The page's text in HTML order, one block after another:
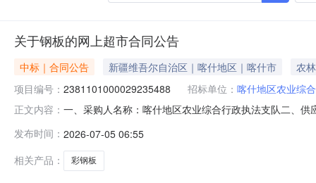
关于钢板的网上超市合同公告
中标｜合同公告 新疆维吾尔自治区｜喀什地区｜喀什市
农
项目编号： 2381101000029235488 招标单位： 喀什地区农业综
正文内容： 一、采购人名称：喀什地区农业综合行政执法支队二、
米2.3米长一张宽度0.9米鹿色0.2毫米张250.00307500服
发布时间： 2026-07-05 06:55
相关产品：
彩钢板